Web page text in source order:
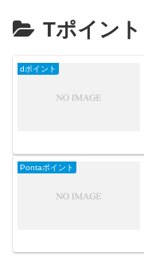
Tポイント
dポイント
Pontaポイント